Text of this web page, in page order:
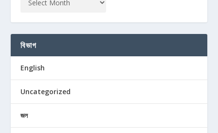
বিভাগ
English
Uncategorized
জল